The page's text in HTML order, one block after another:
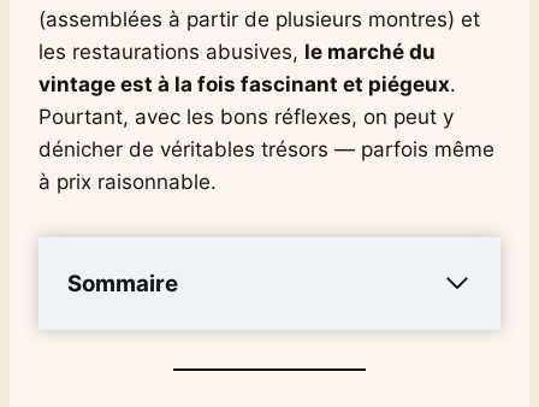
(assemblées à partir de plusieurs montres) et
les restaurations abusives, le marché du
vintage est à la fois fascinant et piégeux.
Pourtant, avec les bons réflexes, on peut y
dénicher de véritables trésors — parfois même
à prix raisonnable.
Sommaire